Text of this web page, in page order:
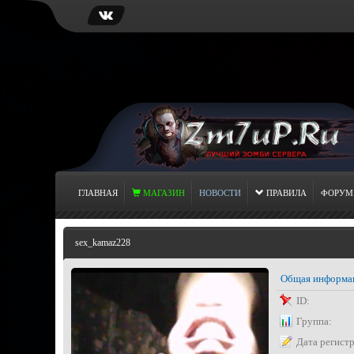
ГЛАВНАЯ МАГАЗИН НОВОСТИ ПРАВИЛА ФОРУМ
sex_kamaz228
Общая
ID:
Группа:
Дата